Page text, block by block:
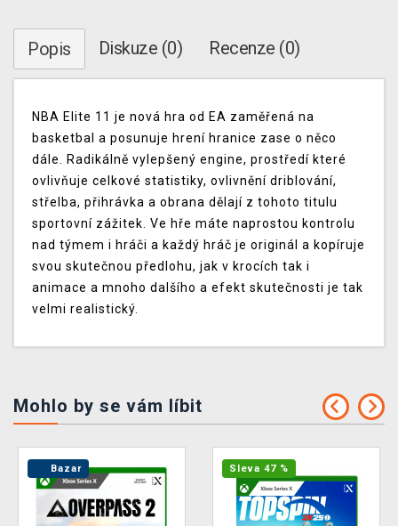
Popis Diskuze (0) Recenze (0)
NBA Elite 11 je nová hra od EA zaměřená na
basketbal a posunuje hrení hranice zase o něco
dále. Radikálně vylepšený engine, prostředí které
ovlivňuje celkové statistiky, ovlivnění driblování,
střelba, přihrávka a obrana dělají z tohoto titulu
sportovní zážitek. Ve hře máte naprostou kontrolu
nad týmem i hráči a každý hráč je originál a kopíruje
svou skutečnou předlohu, jak v krocích tak i
animace a mnoho dalšího a efekt skutečnosti je tak
velmi realistický.
Mohlo by se vám líbit
Bazar Sleva 47 %